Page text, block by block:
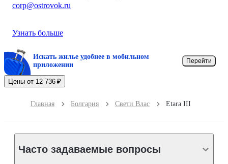
corp@ostrovok.ru
Узнать больше
Искать жилье удобнее в мобильном
приложении
Перейти
Цены от 12 736 ₽
Главная Болгария Свети Влас Etara III
Часто задаваемые вопросы